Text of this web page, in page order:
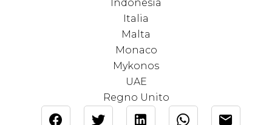
Indonesia
Italia
Malta
Monaco
Mykonos
UAE
Regno Unito